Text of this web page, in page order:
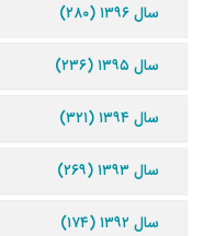
سال ۱۳۹۶ (۲۸۰)
سال ۱۳۹۵ (۲۳۶)
سال ۱۳۹۴ (۳۲۱)
سال ۱۳۹۳ (۲۶۹)
سال ۱۳۹۲ (۱۷۴)